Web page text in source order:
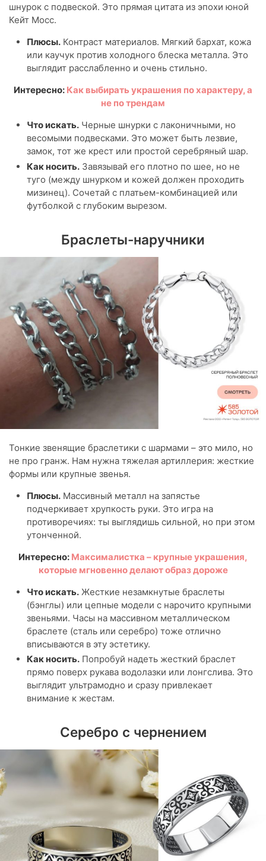
шнурок с подвеской. Это прямая цитата из эпохи юной
Кейт Мосс.
Плюсы. Контраст материалов. Мягкий бархат, кожа
или каучук против холодного блеска металла. Это
выглядит расслабленно и очень стильно.
Интересно: Как выбирать украшения по характеру, а
не по трендам
Что искать. Черные шнурки с лаконичными, но
весомыми подвесками. Это может быть лезвие,
замок, тот же крест или простой серебряный шар.
Как носить. Завязывай его плотно по шее, но не
туго (между шнурком и кожей должен проходить
мизинец). Сочетай с платьем-комбинацией или
футболкой с глубоким вырезом.
Браслеты-наручники
Тонкие звенящие браслетики с шармами – это мило, но
не про гранж. Нам нужна тяжелая артиллерия: жесткие
формы или крупные звенья.
Плюсы. Массивный металл на запястье
подчеркивает хрупкость руки. Это игра на
противоречиях: ты выглядишь сильной, но при этом
утонченной.
Интересно: Максималистка – крупные украшения,
которые мгновенно делают образ дороже
Что искать. Жесткие незамкнутые браслеты
(бэнглы) или цепные модели с нарочито крупными
звеньями. Часы на массивном металлическом
браслете (сталь или серебро) тоже отлично
вписываются в эту эстетику.
Как носить. Попробуй надеть жесткий браслет
прямо поверх рукава водолазки или лонгслива. Это
выглядит ультрамодно и сразу привлекает
внимание к жестам.
Серебро с чернением